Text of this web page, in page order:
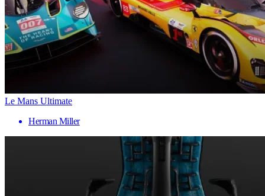
Le Mans Ultimate
Herman Miller